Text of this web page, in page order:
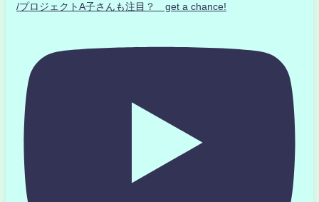
/プロジェクトA子さんも注目？ get a chance!